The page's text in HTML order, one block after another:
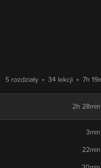
5 rozdziały 34 lekcji 7h
2h 28min
3min
22min